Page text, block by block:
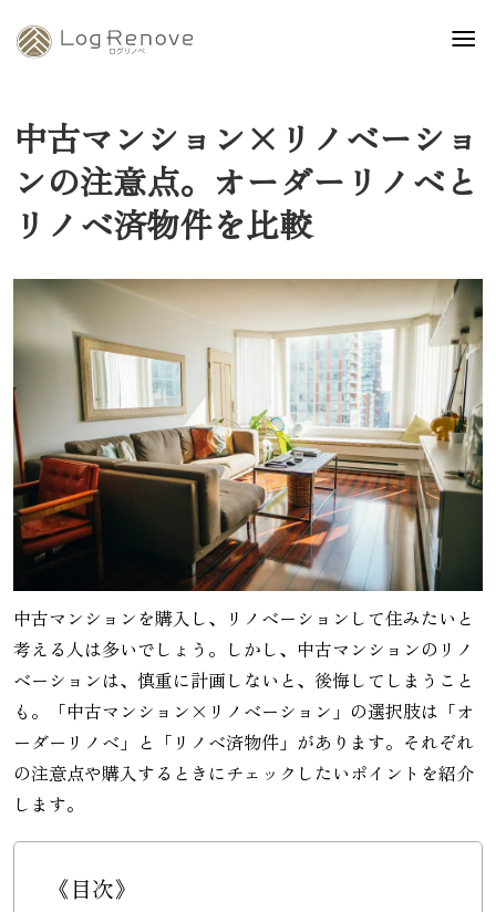
中古マンション×リノベーショ
ンの注意点。オーダーリノベと
リノベ済物件を比較
中古マンションを購入し、リノベーションして住みたいと
考える人は多いでしょう。しかし、中古マンションのリノ
ベーションは、慎重に計画しないと、後悔してしまうこと
も。「中古マンション×リノベーション」の選択肢は「オ
ーダーリノベ」と「リノベ済物件」があります。それぞれ
の注意点や購入するときにチェックしたいポイントを紹介
します。
《目次》